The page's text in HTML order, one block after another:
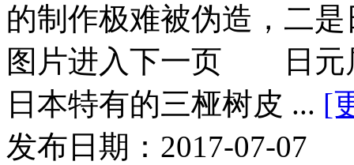
的制作极难被伪造，
图片进入下一页 日元
日本特有的三桠树皮 ... [
发布日期：2017-07-07